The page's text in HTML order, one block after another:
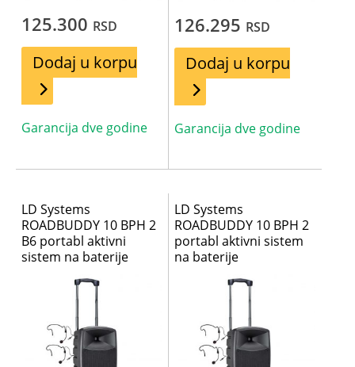
125.300 RSD
Dodaj u korpu
Garancija dve godine
126.295 RSD
Dodaj u korpu
Garancija dve godine
LD Systems
ROADBUDDY 10 BPH 2
B6 portabl aktivni
sistem na baterije
LD Systems
ROADBUDDY 10 BPH 2
portabl aktivni sistem
na baterije